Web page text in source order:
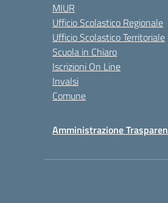
MIUR
Ufficio Scolastico Regionale
Ufficio Scolastico Territoriale
Scuola in Chiaro
Iscrizioni On Line
Invalsi
Comune
Amministrazione